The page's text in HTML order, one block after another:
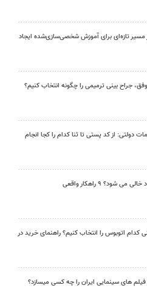
مسیر تازه‌ای برای آموزش شخصی‌سازی‌شده ایجاد
جراح بینی ترمیمی را چگونه انتخاب کنیم؟
دولتی: از کد پستی تا ثنا کدام را کجا انجام
شود؟ ۹ راهکار واقعی
کدام اتوبوس را انتخاب کنیم؟ راهنمای خرید در
های سینمایی ایران را چه کسی میسازد؟